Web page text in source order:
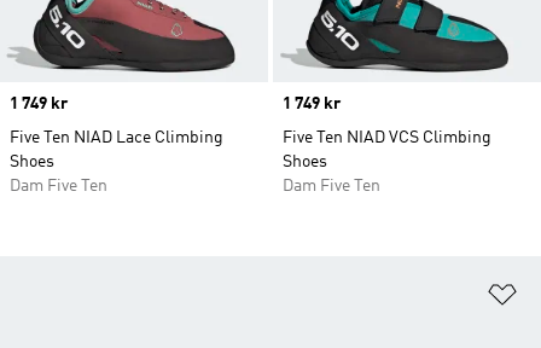
Price
1 749 kr
Five Ten NIAD Lace Climbing
Shoes
Dam Five Ten
Price
1 749 kr
Five Ten NIAD VCS Climbing
Shoes
Dam Five Ten